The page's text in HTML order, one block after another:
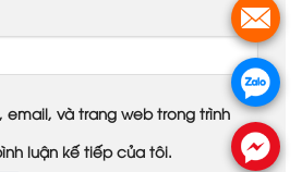
email, và trang web trong trình
luận kế tiếp của tôi.